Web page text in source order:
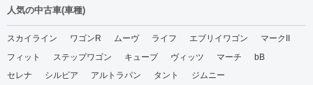
人気の中古車(車種)
スカイライン ワゴンR ムーヴ ライフ エブリイワゴン
マークII
フィット
ステップワゴン キューブ ヴィッツ マーチ
bB
セレナ
シルビア アルトラパン タント
ジムニー